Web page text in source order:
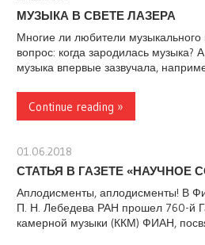
МУЗЫКА В СВЕТЕ ЛАЗЕРА
Многие ли любители музыкального
вопрос: когда зародилась музыка?
музыка впервые зазвучала,
Continue reading »
01.06.2018
СТАТЬЯ В ГАЗЕТЕ «НАУЧНОЕ
Аплодисменты, аплодисменты! В
П. Н. Лебедева РАН прошел 760-й
камерной музыки (ККМ) ФИАН,